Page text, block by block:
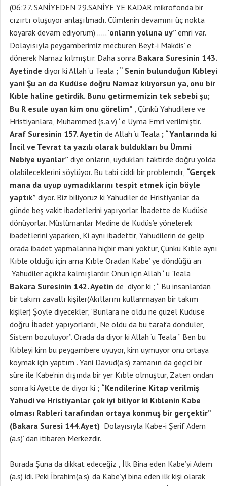
(06:27. SANİYEDEN 29.SANİYE YE KADAR mikrofonda bir
cızırtı oluşuyor anlaşılmadı. Cümlenin devamını üç nokta
koyarak devam ediyorum) …..”onların yoluna uy” emri var.
Dolayısıyla peygamberimiz mecburen Beyt-i Makdis’ e
dönerek Namaz kılmıştır. Daha sonra Bakara Suresinin 143.
Ayetinde diyor ki Allah ‘u Teala ; “ Senin bulunduğun Kıbleyi
yani Şu an da Kudüse doğru Namaz kılıyorsun ya, onu bir
Kıble haline getirdik. Bunu getirmemizin tek sebebi şu;
Bu R esule uyan kim onu görelim” , Çünkü Yahudilere ve
Hristiyanlara, Muhammed (s.a.v) ‘ e Uyma Emri verilmiştir.
Araf Suresinin 157. Ayetin de Allah ‘u Teala ; “Yanlarında ki
İncil ve Tevrat ta yazılı olarak buldukları bu Ümmi
Nebiye uyanlar” diye onların, uydukları taktirde doğru yolda
olabileceklerini söylüyor. Bu tabi ciddi bir problemdir, “Gerçek
mana da uyup uymadıklarını tespit etmek için böyle
yaptık” diyor. Biz biliyoruz ki Yahudiler de Hristiyanlar da
günde beş vakit ibadetlerini yapıyorlar. İbadette de Kudüs’e
dönüyorlar. Müslümanlar Medine de Kudüs’e yönelerek
ibadetlerini yaparken, Ki aynı ibadettir, Yahudilerin de gelip
orada ibadet yapmalarına hiçbir mani yoktur, Çünkü Kıble aynı
Kıble olduğu için ama Kıble Oradan Kabe’ ye döndüğü an
Yahudiler açıkta kalmışlardır. Onun için Allah ‘ u Teala
Bakara Suresinin 142. Ayetin de diyor ki ; “ Bu insanlardan
bir takım zavallı kişiler(Akıllarını kullanmayan bir takım
kişiler) Şöyle diyecekler; ‘Bunlara ne oldu ne güzel Kudüs’e
doğru İbadet yapıyorlardı, Ne oldu da bu tarafa döndüler,
Sistem bozuluyor”. Orada da diyor ki Allah ‘u Teala “ Ben bu
Kıbleyi kim bu peygambere uyuyor, kim uymuyor onu ortaya
koymak için yaptım”. Yani Davud(a.s) zamanın da geçici bir
süre ile Kabe’nin dışında bir yer Kıble olmuştur, Zaten ondan
sonra ki Ayette de diyor ki ; “Kendilerine Kitap verilmiş
Yahudi ve Hristiyanlar çok iyi biliyor ki Kıblenin Kabe
olması Rableri tarafından ortaya konmuş bir gerçektir”
(Bakara Suresi 144.Ayet) Dolayısıyla Kabe-i Şerif Adem
(a.s)’ dan itibaren Merkezdir.
Burada Şuna da dikkat edeceğiz , İlk Bina eden Kabe’yi Adem
(a.s) idi. Peki İbrahim(a.s)’ da Kabe’yi bina eden ilk kişi olarak